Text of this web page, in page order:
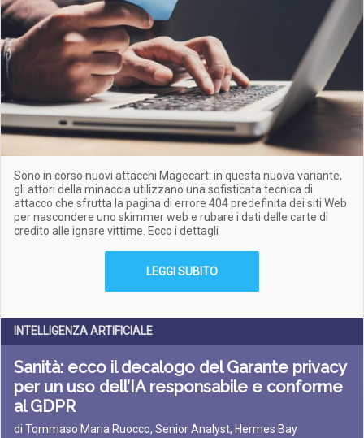
Sono in corso nuovi attacchi Magecart: in questa nuova variante,
gli attori della minaccia utilizzano una sofisticata tecnica di
attacco che sfrutta la pagina di errore 404 predefinita dei siti Web
per nascondere uno skimmer web e rubare i dati delle carte di
credito alle ignare vittime. Ecco i dettagli
LEGGI SUBITO
INTELLIGENZA ARTIFICIALE
Sanità: ecco il decalogo del Garante privacy
per un uso dell’IA responsabile e conforme
al GDPR
di Tommaso Maria Ruocco, Senior Analyst, Hermes Bay